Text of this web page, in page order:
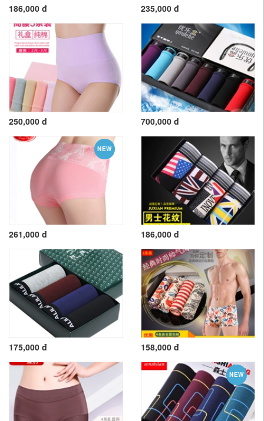
186,000 đ 235,000 đ
250,000 đ 700,000 đ
NEW
261,000 đ 186,000 đ
175,000 đ 158,000 đ
NEW